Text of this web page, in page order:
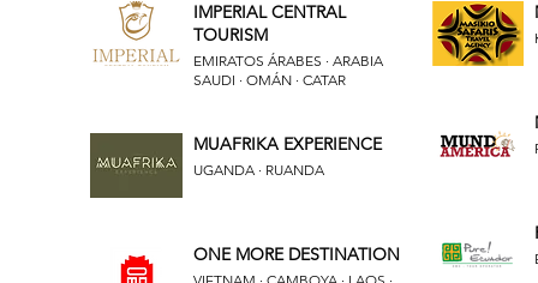
IMPERIAL CENTRAL
TOURISM
EMIRATOS ÁRABES · ARABIA
SAUDI · OMÁN · CATAR
MUAFRIKA EXPERIENCE
UGANDA · RUANDA
ONE MORE DESTINATION